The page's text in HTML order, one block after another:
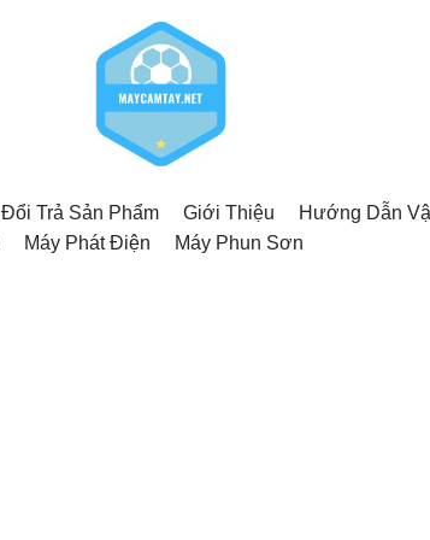
Đổi Trả Sản Phẩm Giới Thiệu Hướng Dẫn
Máy Phát Điện Máy Phun Sơn